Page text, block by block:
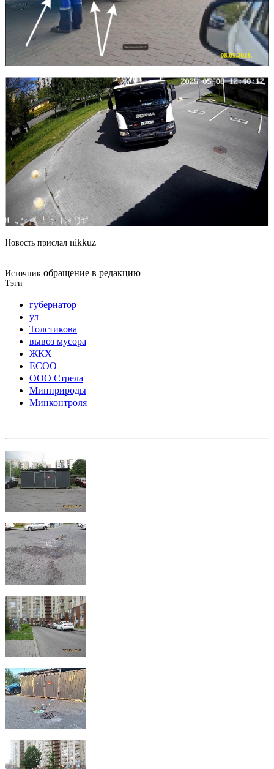
Новость прислал nikkuz
Источник обращение в редакцию
Тэги
губернатор
ул
Толстикова
вывоз мусора
ЖКХ
ЕСОО
ООО Стрела
Минприроды
Минконтроля